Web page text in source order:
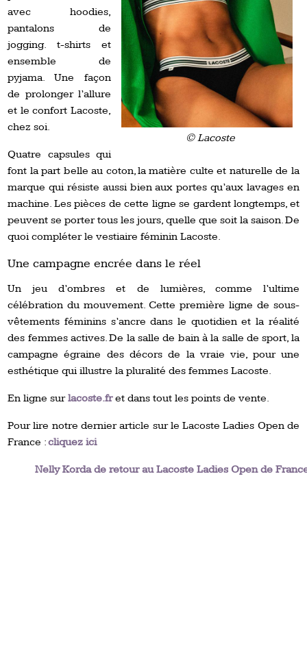
© Lacoste
avec hoodies,
pantalons de
jogging. t-shirts et
ensemble de
pyjama. Une façon
de prolonger l’allure
et le confort Lacoste,
chez soi.
Quatre capsules qui
font la part belle au coton, la matière culte et naturelle de la
marque qui résiste aussi bien aux portes qu’aux lavages en
machine. Les pièces de cette ligne se gardent longtemps, et
peuvent se porter tous les jours, quelle que soit la saison. De
quoi compléter le vestiaire féminin Lacoste.
Une campagne encrée dans le réel
Un jeu d’ombres et de lumières, comme l’ultime
célébration du mouvement. Cette première ligne de sous-
vêtements féminins s’ancre dans le quotidien et la réalité
des femmes actives. De la salle de bain à la salle de sport, la
campagne égraine des décors de la vraie vie, pour une
esthétique qui illustre la pluralité des femmes Lacoste.
En ligne surlacoste.fret dans tout les points de vente.
Pour lire notre dernier article sur le Lacoste Ladies Open de
France :cliquez ici
Nelly Korda de retour au Lacoste Ladies Open de